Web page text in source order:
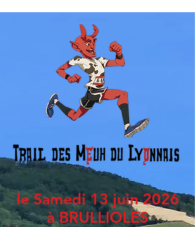
le Samedi 13 juin 2026
à BRULLIOLES